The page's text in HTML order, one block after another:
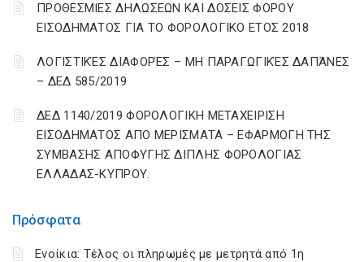
Πρόσφατα
Ενοίκια: Τέλος οι πληρωμές με μετρητά από 1η
ΠΡΟΘΕΣΜΙΕΣ ΔΗΛΩΣΕΩΝ ΚΑΙ ΔΟΣΕΙΣ ΦΟΡΟΥ
ΕΙΣΟΔΗΜΑΤΟΣ ΓΙΑ ΤΟ ΦΟΡΟΛΟΓΙΚΟ ΕΤΟΣ 2018
ΛΟΓΙΣΤΙΚΈΣ ΔΙΑΦΟΡΈΣ – ΜΗ ΠΑΡΑΓΩΓΙΚΈΣ ΔΑΠΆΝΕΣ
– ΔΕΔ 585/2019
ΔΕΔ 1140/2019 ΦΟΡΟΛΟΓΙΚΗ ΜΕΤΑΧΕΙΡΙΣΗ
ΕΙΣΟΔΗΜΑΤΟΣ ΑΠΟ ΜΕΡΙΣΜΑΤΑ – ΕΦΑΡΜΟΓΗ ΤΗΣ
ΣΥΜΒΑΣΗΣ ΑΠΟΦΥΓΗΣ ΔΙΠΛΗΣ ΦΟΡΟΛΟΓΙΑΣ
ΕΛΛΑΔΑΣ-ΚΥΠΡΟΥ.